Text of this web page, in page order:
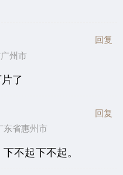
州市
回复
了
省惠州市
回复
不起下不起。